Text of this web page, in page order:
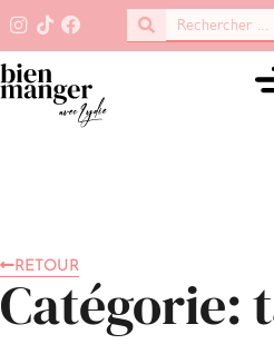
RETOUR
Catégorie: